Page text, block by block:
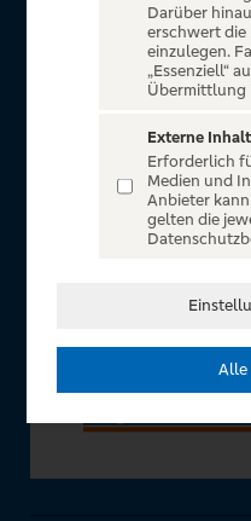
Über Sparda
Service für alle Kunden der
einzigartigen Portal finden
Konzerte, Musicals und
die Champions League und
In
Darüber
erschwert
einzulegen.
„Essenziell“
Übermittlung
Externe
Erforderlich
Medien und
Anbieter kann
gelten die
Alle